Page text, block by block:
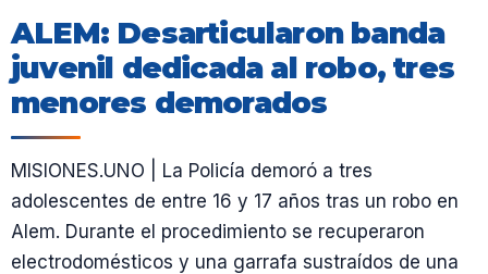
ALEM: Desarticularon banda
juvenil dedicada al robo, tres
menores demorados
MISIONES.UNO | La Policía demoró a tres
adolescentes de entre 16 y 17 años tras un robo en
Alem. Durante el procedimiento se recuperaron
electrodomésticos y una garrafa sustraídos de una